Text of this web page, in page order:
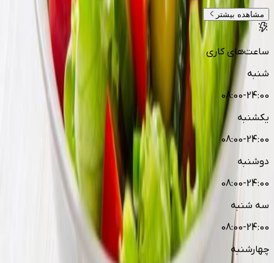
مشاهده بیشتر
ساعت‌های کاری
شنبه
08:00-24:00
یکشنبه
08:00-24:00
دوشنبه
08:00-24:00
سه شنبه
08:00-24:00
چهارشنبه